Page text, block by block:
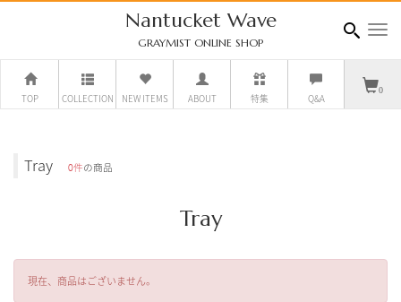
Nantucket Wave
GRAYMIST ONLINE SHOP
TOP COLLECTION NEW ITEMS ABOUT 特集 Q&A
0
Tray 0件の商品
Tray
現在、商品はございません。